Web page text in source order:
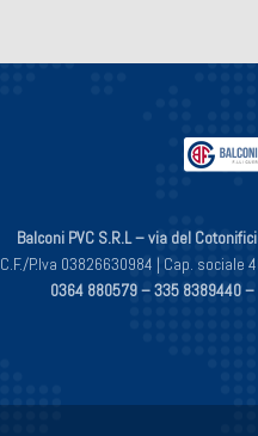
Balconi PVC S.R.L – via del
C.F./P.Iva 03826630984 | Cap.
0364 880579 –335 8389440 –